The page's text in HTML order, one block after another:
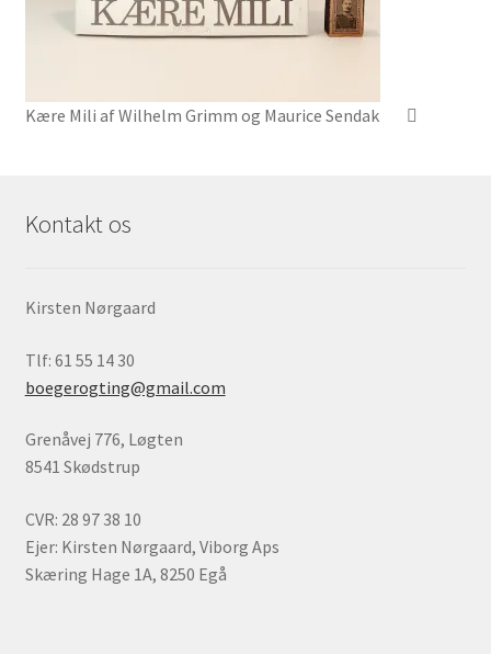
Kære Mili af Wilhelm Grimm og Maurice Sendak
Kontakt os
Kirsten Nørgaard
Tlf: 61 55 14 30
boegerogting@gmail.com
Grenåvej 776, Løgten
8541 Skødstrup
CVR: 28 97 38 10
Ejer: Kirsten Nørgaard, Viborg Aps
Skæring Hage 1A, 8250 Egå